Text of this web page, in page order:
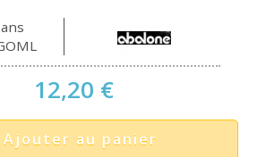
12,20 €
Ajouter au panier